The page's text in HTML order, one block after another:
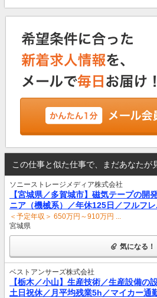
この仕事と似た仕事で、まだあなたが
ソニーストレージメディア株式会社
【宮城県／多賀城市】磁気テープの開
ニア（機械系）／年休125日／フルフレ
＜予定年収＞ 650万円～910万円 ...
宮城県
気になる！
ベストアンサーズ株式会社
【栃木／小山】生産技術／生産設備の
土日祝休／月平均残業5h／マイカー通